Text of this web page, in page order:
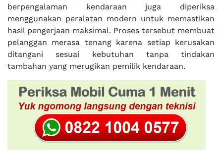
berpengalaman kendaraan juga diperiksa
menggunakan peralatan modern untuk memastikan
hasil pengerjaan maksimal. Proses tersebut membuat
pelanggan merasa tenang karena setiap kerusakan
ditangani sesuai kebutuhan tanpa tindakan
tambahan yang merugikan pemilik kendaraan.